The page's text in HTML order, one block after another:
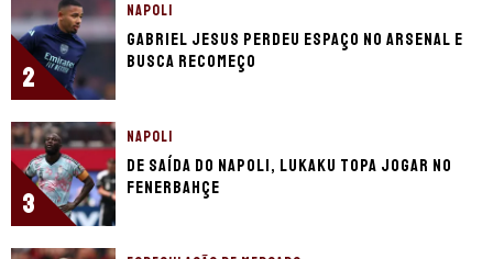
2
NAPOLI
Gabriel Jesus perdeu espaço no Arsenal e
busca recomeço
3
NAPOLI
De saída do Napoli, Lukaku topa jogar no
Fenerbahçe